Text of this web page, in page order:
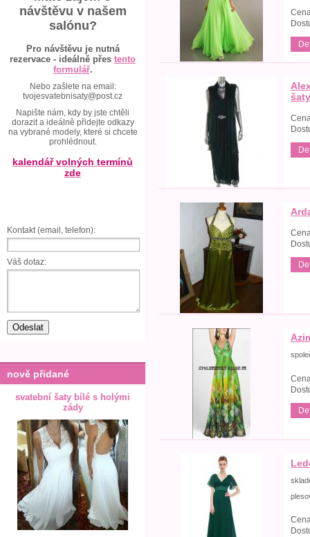
návštěvu v našem
salónu?
Pro návštěvu je nutná
rezervace - ideálně přes tento
formulář.
Nebo zašlete na email:
tvojesvatebnisaty@post.cz
Napište nám, kdy by jste chtěli
dorazit a ideálně přidejte odkazy
na vybrané modely, které si chcete
prohlédnout.
kalendář volných termínů
zde
Kontakt (email, telefon):
Váš dotaz:
nově přidané
svatební šaty bílé s holými
zády
šaty